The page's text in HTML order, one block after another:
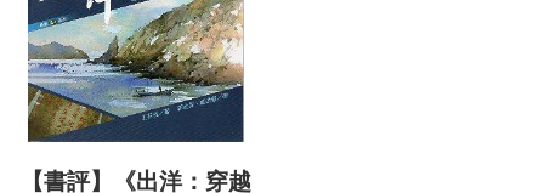
【書評】《出洋：穿越